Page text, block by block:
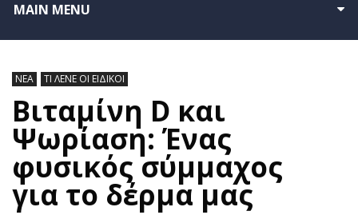
MAIN MENU
ΝΕΑ ΤΙ ΛΕΝΕ ΟΙ ΕΙΔΙΚΟΙ
Βιταμίνη D και
Ψωρίαση: Ένας
φυσικός σύμμαχος
για το δέρμα μας